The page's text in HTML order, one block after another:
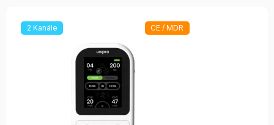
2 Kanäle CE / MDR